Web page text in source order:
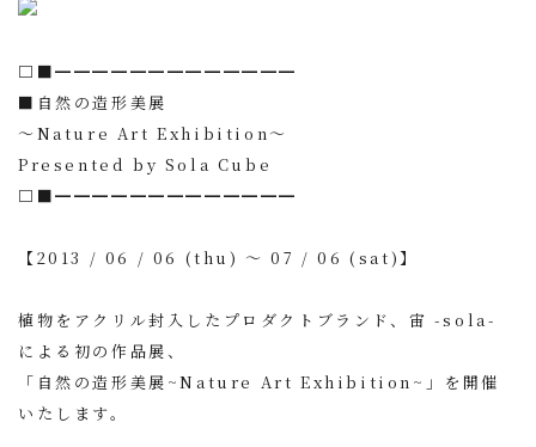
□■━━━━━━━━━━━━━
■自然の造形美展
〜Nature Art Exhibition〜
Presented by Sola Cube
□■━━━━━━━━━━━━━
【2013 / 06 / 06 (thu) 〜 07 / 06 (sat)】
植物をアクリル封入したプロダクトブランド、宙 -sola-
による初の作品展、
「自然の造形美展~Nature Art Exhibition~」を開催
いたします。